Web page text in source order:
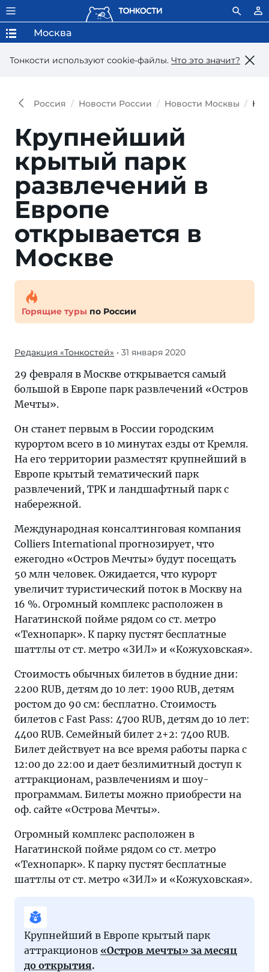
Тонкости используют сookie-файлы. Что это значит?
Москва
Россия Новости России Новости Москвы
Крупнейший
крытый парк
развлечений в
Европе
открывается в
Москве
Горящие туры по России
Редакция «Тонкостей» • 31 января 2020
29 февраля в Москве открывается самый
большой в Европе парк развлечений «Остров
Мечты».
Он станет первым в России городским
курортом всего в 10 минутах езды от Кремля.
На его территории разместят крупнейший в
Европе крытый тематический парк
развлечений, ТРК и ландшафтный парк с
набережной.
Международная консалтинговая компания
Colliers International прогнозирует, что
ежегодно «Остров Мечты» будут посещать
50 млн человек. Ожидается, что курорт
увеличит туристический поток в Москву на
16 %. Огромный комплекс расположен в
Нагатинской пойме рядом со ст. метро
«Технопарк». К парку пустят бесплатные
шаттлы от ст. метро «ЗИЛ» и «Кожуховская».
Стоимость обычных билетов в будние дни:
2200 RUB, детям до 10 лет: 1900 RUB, детям
ростом до 90 см: бесплатно. Стоимость
билетов с Fast Pass: 4700 RUB, детям до 10 лет:
4400 RUB. Семейный билет 2+2: 7400 RUB.
Билет действует на все время работы парка с
12:00 до 22:00 и дает безлимитный доступ к
аттракционам, развлечениям и шоу-
программам. Билеты можно приобрести на
оф. сайте «Острова Мечты».
Огромный комплекс расположен в
Нагатинской пойме рядом со ст. метро
«Технопарк». К парку пустят бесплатные
шаттлы от ст. метро «ЗИЛ» и «Кожуховская».
Крупнейший в Европе крытый парк
аттракционов «Остров мечты» за месяц
до открытия.